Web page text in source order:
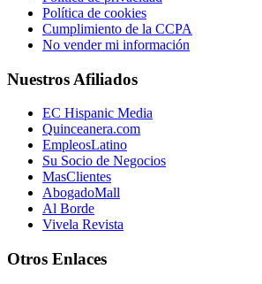
Política de cookies
Cumplimiento de la CCPA
No vender mi información
Nuestros Afiliados
EC Hispanic Media
Quinceanera.com
EmpleosLatino
Su Socio de Negocios
MasClientes
AbogadoMall
Al Borde
Vivela Revista
Otros Enlaces